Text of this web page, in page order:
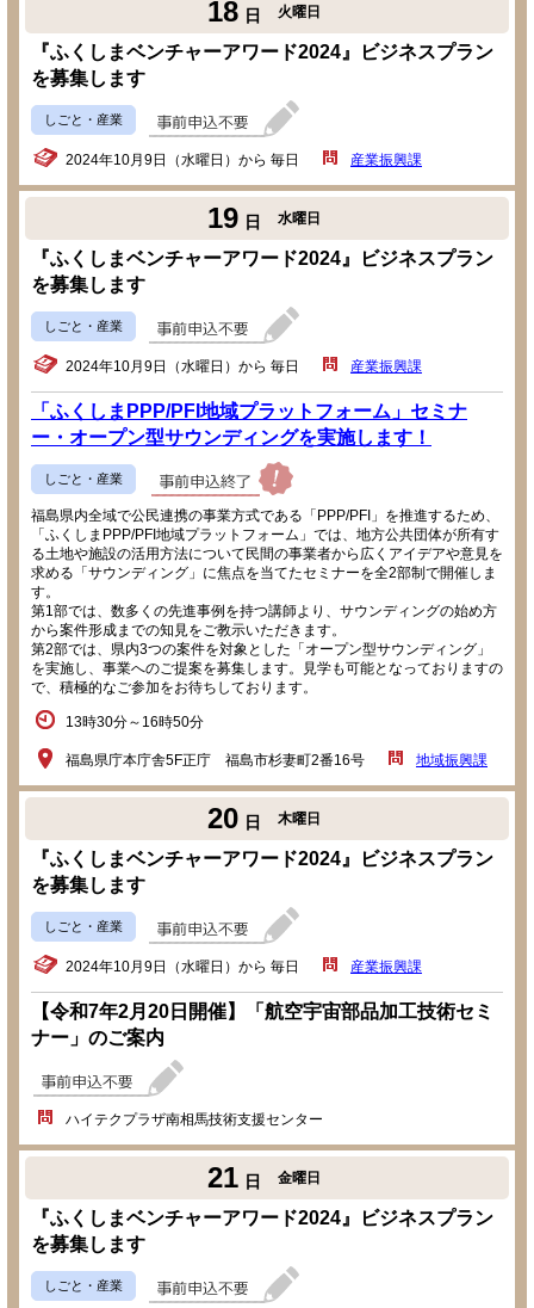
18 日 火曜日
『ふくしまベンチャーアワード2024』ビジネスプラン
を募集します
しごと・産業
2024年10月9日（水曜日）から 毎日 産業振興課
19 日 水曜日
『ふくしまベンチャーアワード2024』ビジネスプラン
を募集します
しごと・産業
2024年10月9日（水曜日）から 毎日 産業振興課
「ふくしまPPP/PFI地域プラットフォーム」セミナ
ー・オープン型サウンディングを実施します！
しごと・産業
福島県内全域で公民連携の事業方式である「PPP/PFI」を推進するため、
「ふくしまPPP/PFI地域プラットフォーム」では、地方公共団体が所有す
る土地や施設の活用方法について民間の事業者から広くアイデアや意見を
求める「サウンディング」に焦点を当てたセミナーを全2部制で開催しま
す。
第1部では、数多くの先進事例を持つ講師より、サウンディングの始め方
から案件形成までの知見をご教示いただきます。
第2部では、県内3つの案件を対象とした「オープン型サウンディング」
を実施し、事業へのご提案を募集します。見学も可能となっておりますの
で、積極的なご参加をお待ちしております。
13時30分～16時50分
福島県庁本庁舎5F正庁 福島市杉妻町2番16号 地域振興課
20 日 木曜日
『ふくしまベンチャーアワード2024』ビジネスプラン
を募集します
しごと・産業
2024年10月9日（水曜日）から 毎日 産業振興課
【令和7年2月20日開催】「航空宇宙部品加工技術セミ
ナー」のご案内
ハイテクプラザ南相馬技術支援センター
21 日 金曜日
『ふくしまベンチャーアワード2024』ビジネスプラン
を募集します
しごと・産業